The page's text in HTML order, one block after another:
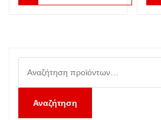
για:
Αναζήτηση